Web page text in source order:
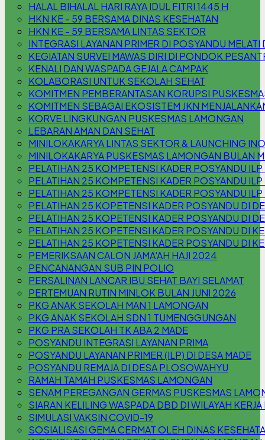
HALAL BIHALAL HARI RAYA IDUL FITRI 1445 H
HKN KE - 59 BERSAMA DINAS KESEHATAN
HKN KE - 59 BERSAMA LINTAS SEKTOR
INTEGRASI LAYANAN PRIMER DI POSYANDU
KEGIATAN SURVEI MAWAS DIRI DI PONDOK
KENALI DAN WASPADA GEJALA CAMPAK
KOLABORASI UNTUK SEKOLAH SEHAT
KOMITMEN PEMBERANTASAN KORUPSI
KOMITMEN SEBAGAI EKOSISTEM JKN
KORVE LINGKUNGAN PUSKESMAS LAMONGAN
LEBARAN AMAN DAN SEHAT
MINILOKAKARYA LINTAS SEKTOR & LAUNCHING
MINILOKAKARYA PUSKESMAS LAMONGAN BULAN
PELATIHAN 25 KOMPETENSI KADER POSYANDU
PELATIHAN 25 KOMPETENSI KADER POSYANDU ILP
PELATIHAN 25 KOMPETENSI KADER POSYANDU
PELATIHAN 25 KOPETENSI KADER POSYANDU DI
PELATIHAN 25 KOPETENSI KADER POSYANDU DI
PELATIHAN 25 KOPETENSI KADER POSYANDU DI
PELATIHAN 25 KOPETENSI KADER POSYANDU DI
PEMERIKSAAN CALON JAMA'AH HAJI 2024
PENCANANGAN SUB PIN POLIO
PERSALINAN LANCAR IBU SEHAT BAYI SELAMAT
PERTEMUAN RUTIN MINLOK BULAN JUNI 2026
PKG ANAK SEKOLAH MAN 1 LAMONGAN
PKG ANAK SEKOLAH SDN 1 TUMENGGUNGAN
PKG PRA SEKOLAH TK ABA 2 MADE
POSYANDU INTEGRASI LAYANAN PRIMA
POSYANDU LAYANAN PRIMER (ILP) DI DESA MADE
POSYANDU REMAJA DI DESA PLOSOWAHYU
RAMAH TAMAH PUSKESMAS LAMONGAN
SENAM PEREGANGAN GERMAS PUSKESMAS
SIARAN KELILING WASPADA DBD DI WILAYAH
SIMULASI VAKSIN COVID-19
SOSIALISASI GEMA CERMAT OLEH DINAS